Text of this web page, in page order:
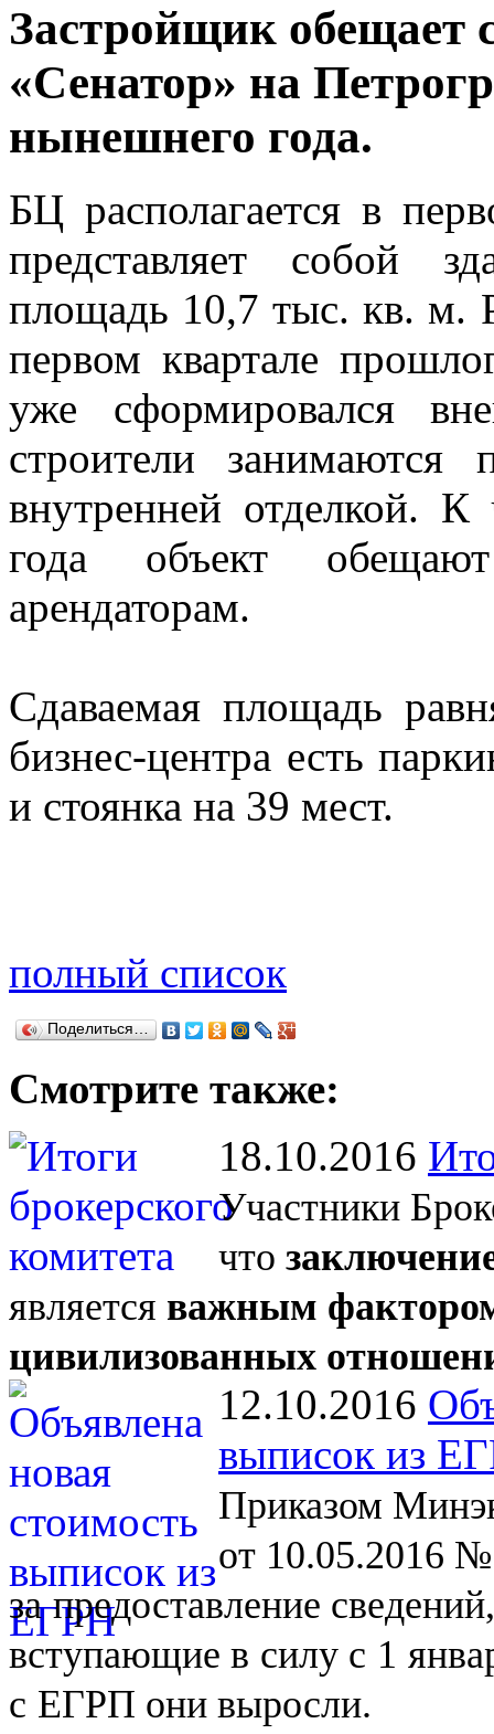
Застройщик обещает
«Сенатор» на
нынешнего года.
БЦ располагается в
представляет собой
площадь 10,7 тыс. кв. м.
первом квартале
уже сформировался
строители занимаются
внутренней отделкой. К
года объект
арендаторам.
Сдаваемая площадь
бизнес-центра есть
и стоянка на 39 мест.
полный список
Поделиться…
Смотрите также:
18.10.2016
Участники
что
является важным
цивилизованных
12.10.2016
выписок из
Приказом
от 10.05.2016 №
за предоставление
вступающие в силу с 1
с ЕГРП они выросли.